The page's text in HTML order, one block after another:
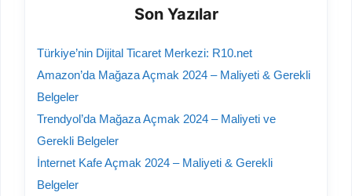
Son Yazılar
Türkiye’nin Dijital Ticaret Merkezi: R10.net
Amazon’da Mağaza Açmak 2024 – Maliyeti & Gerekli
Belgeler
Trendyol’da Mağaza Açmak 2024 – Maliyeti ve
Gerekli Belgeler
İnternet Kafe Açmak 2024 – Maliyeti & Gerekli
Belgeler